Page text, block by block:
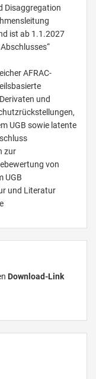
Disaggregation
ist ab 1.1.2027
AFRAC-
und
UGB sowie latente
zur
von
UGB
und Literatur
Download-Link